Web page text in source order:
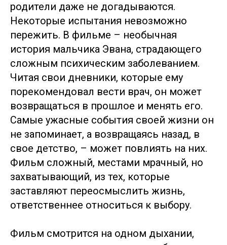
родители даже не догадываются.
Некоторые испытания невозможно
пережить. В фильме – необычная
история мальчика Эвана, страдающего
сложным психическим заболеванием.
Читая свои дневники, которые ему
порекомендовал вести врач, он может
возвращаться в прошлое и менять его.
Самые ужасные события своей жизни он
не запоминает, а возвращаясь назад, в
свое детство, – может повлиять на них.
Фильм сложный, местами мрачный, но
захватывающий, из тех, которые
заставляют переосмыслить жизнь,
ответственнее относиться к выбору.
Фильм смотрится на одном дыхании,